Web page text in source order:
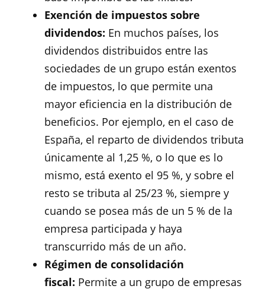
Exención de impuestos sobre
dividendos: En muchos países, los
dividendos distribuidos entre las
sociedades de un grupo están exentos
de impuestos, lo que permite una
mayor eficiencia en la distribución de
beneficios. Por ejemplo, en el caso de
España, el reparto de dividendos tributa
únicamente al 1,25 %, o lo que es lo
mismo, está exento el 95 %, y sobre el
resto se tributa al 25/23 %, siempre y
cuando se posea más de un 5 % de la
empresa participada y haya
transcurrido más de un año.
Régimen de consolidación
fiscal: Permite a un grupo de empresas